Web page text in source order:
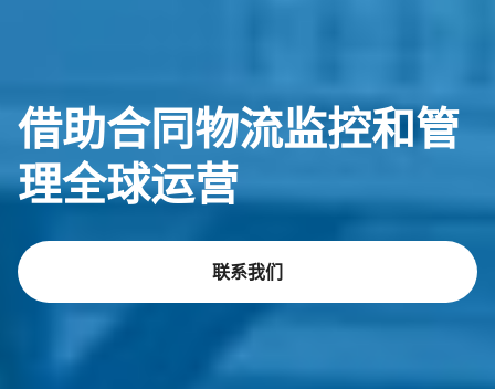
借助合同物流监控和管
理全球运营
联系我们